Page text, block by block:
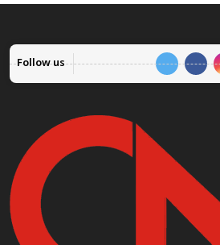
Follow us